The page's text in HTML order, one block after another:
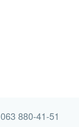
063 880-41-51